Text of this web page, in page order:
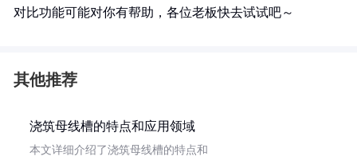
对比功能可能对你有帮助，各位老板快去试试吧～
其他推荐
浇筑母线槽的特点和应用领域
本文详细介绍了浇筑母线槽的特点和